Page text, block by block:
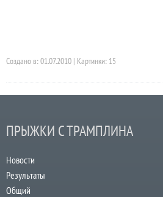
Создано в: 01.07.2010 | Картинки: 15
ПРЫЖКИ С ТРАМПЛИНА
Новости
Результаты
Общий